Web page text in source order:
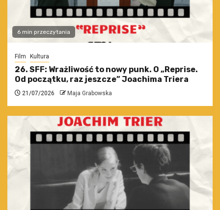
6 min przeczytania
Film Kultura
26. SFF: Wrażliwość to nowy punk. O „Reprise.
Od początku, raz jeszcze” Joachima Triera
21/07/2026 Maja Grabowska